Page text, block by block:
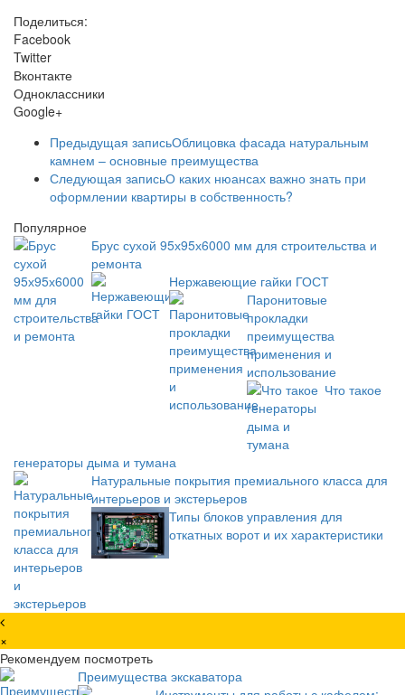
Поделиться:
Facebook
Twitter
Вконтакте
Одноклассники
Google+
Предыдущая записьОблицовка фасада натуральным
камнем – основные преимущества
Следующая записьО каких нюансах важно знать при
оформлении квартиры в собственность?
Популярное
Брус сухой 95х95х6000 мм для строительства и
ремонта
Нержавеющие гайки ГОСТ
Паронитовые
прокладки
преимущества
применения и
использование
Что такое
генераторы дыма и тумана
Натуральные покрытия премиального класса для
интерьеров и экстерьеров
Типы блоков управления для
откатных ворот и их характеристики
×
Рекомендуем посмотреть
Преимущества экскаватора